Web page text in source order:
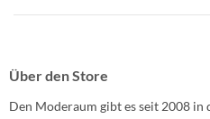
Über den Store
Den Moderaum gibt es seit 2008 in